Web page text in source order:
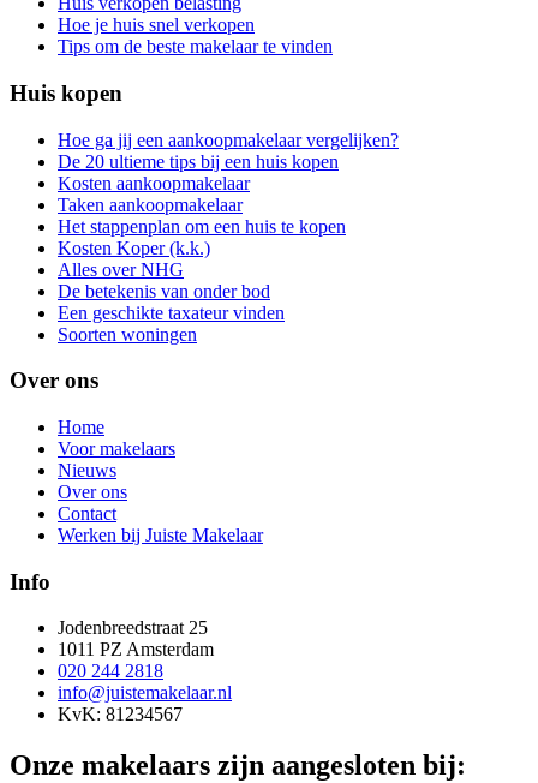
Hoe je huis snel verkopen
Tips om de beste makelaar te vinden
Huis kopen
Hoe ga jij een aankoopmakelaar vergelijken?
De 20 ultieme tips bij een huis kopen
Kosten aankoopmakelaar
Taken aankoopmakelaar
Het stappenplan om een huis te kopen
Kosten Koper (k.k.)
Alles over NHG
De betekenis van onder bod
Een geschikte taxateur vinden
Soorten woningen
Over ons
Home
Voor makelaars
Nieuws
Over ons
Contact
Werken bij Juiste Makelaar
Info
Jodenbreedstraat 25
1011 PZ Amsterdam
020 244 2818
info@juistemakelaar.nl
KvK: 81234567
Onze makelaars zijn aangesloten bij: